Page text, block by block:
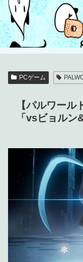
PCゲーム
【パルワー
「vsビョルン